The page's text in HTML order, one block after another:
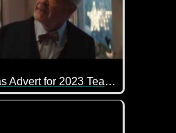
BEST Christmas Advert for 2023 Tear Jerker DOC MORRIS
mal wieder so richtig das